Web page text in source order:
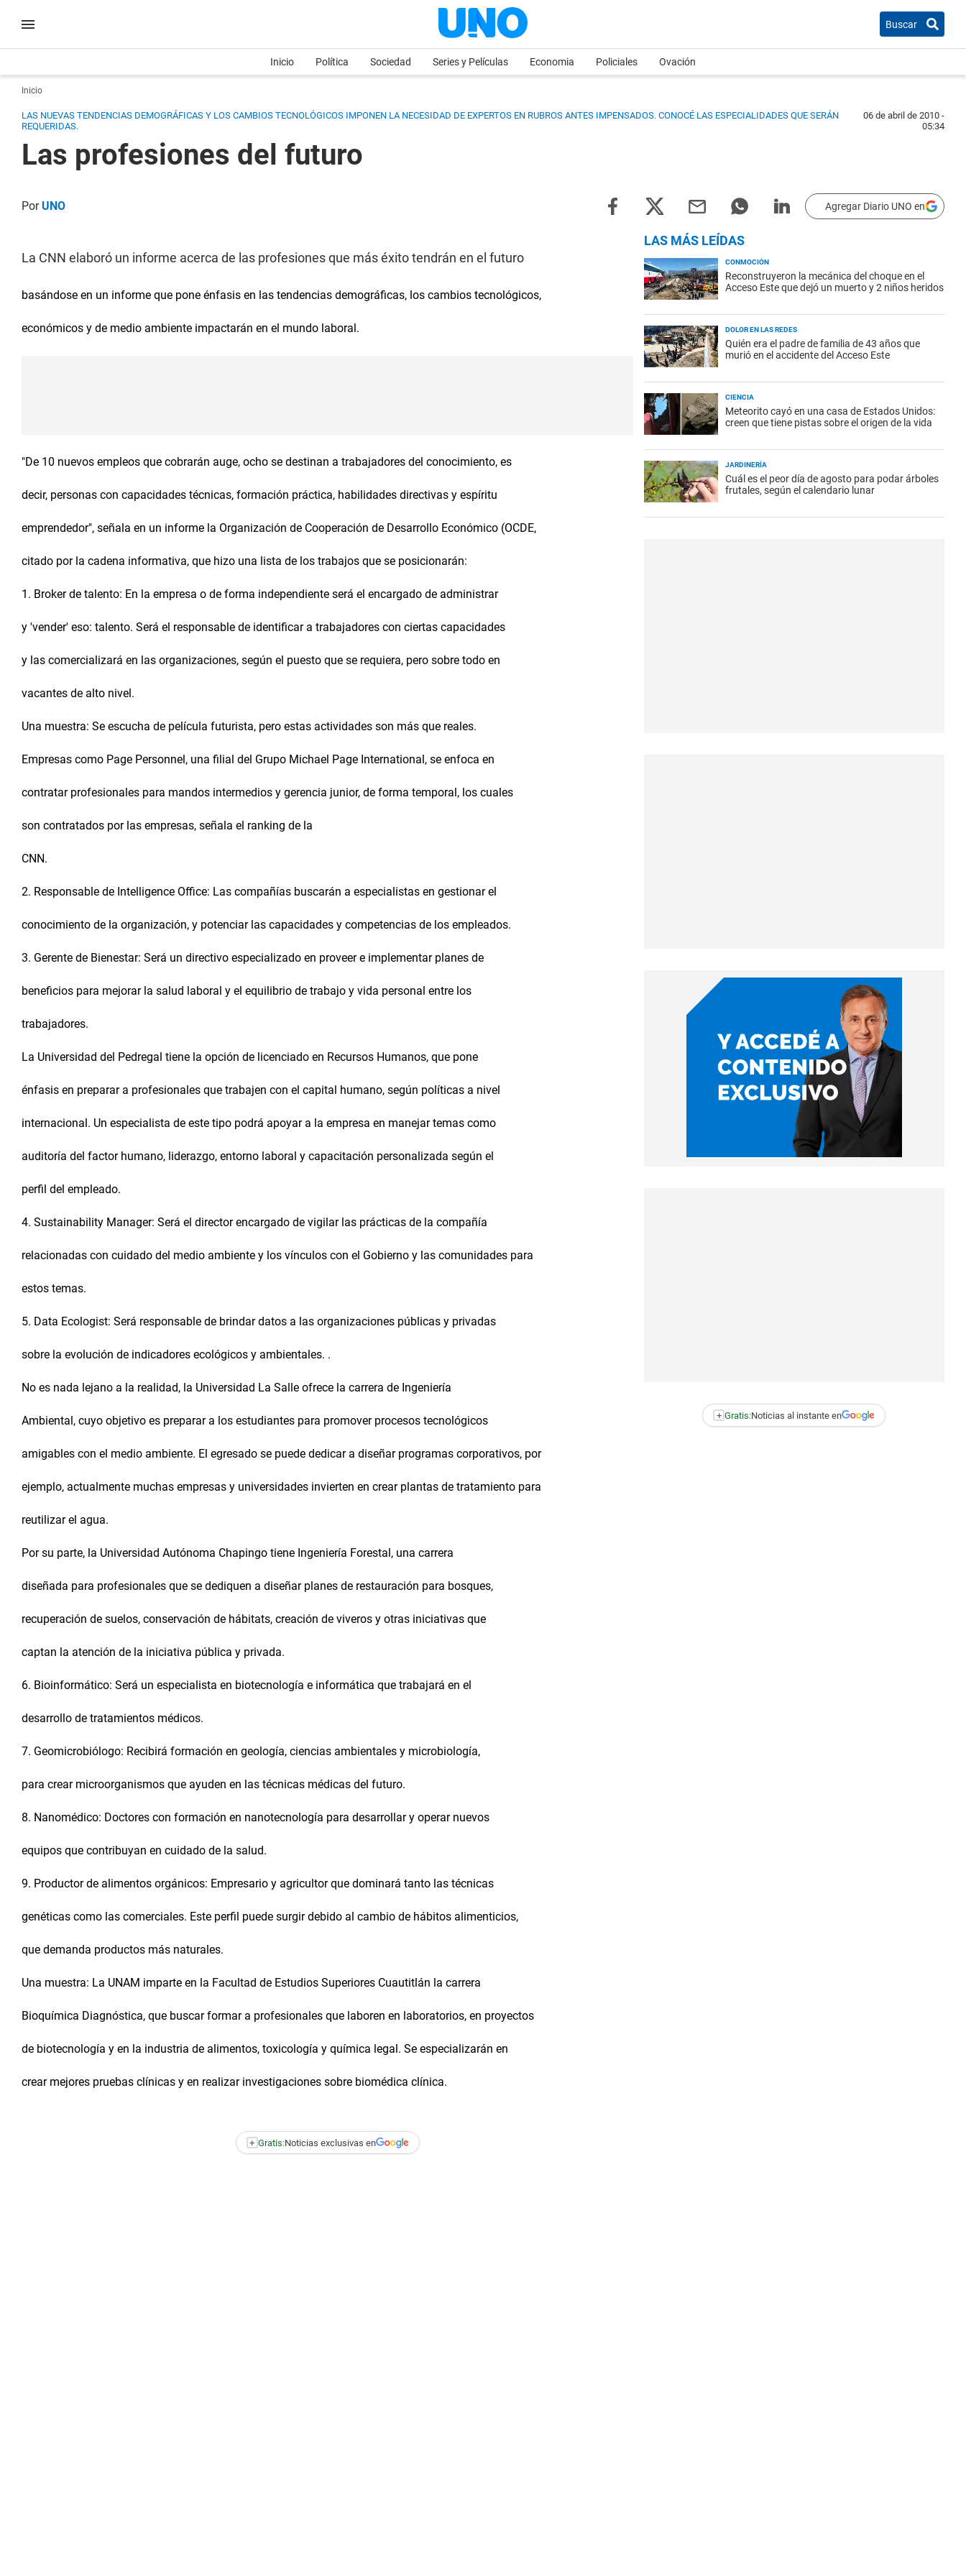
Buscar
Inicio Política Sociedad Series y Películas Economia Policiales Ovación
Inicio
LAS NUEVAS TENDENCIAS DEMOGRÁFICAS Y LOS CAMBIOS TECNOLÓGICOS IMPONEN LA NECESIDAD DE EXPERTOS EN RUBROS ANTES IMPENSADOS. CONOCÉ LAS ESPECIALIDADES QUE SERÁN
REQUERIDAS.
06 de abril de 2010 -
05:34
Las profesiones del futuro
PorUNO Agregar Diario UNO en
La CNN elaboró un informe acerca de las profesiones que más éxito tendrán en el futuro
basándose en un informe que pone énfasis en las tendencias demográficas, los cambios tecnológicos,
económicos y de medio ambiente impactarán en el mundo laboral.
"De 10 nuevos empleos que cobrarán auge, ocho se destinan a trabajadores del conocimiento, es
decir, personas con capacidades técnicas, formación práctica, habilidades directivas y espíritu
emprendedor", señala en un informe la Organización de Cooperación de Desarrollo Económico (OCDE,
citado por la cadena informativa, que hizo una lista de los trabajos que se posicionarán:
1. Broker de talento: En la empresa o de forma independiente será el encargado de administrar
y 'vender' eso: talento. Será el responsable de identificar a trabajadores con ciertas capacidades
y las comercializará en las organizaciones, según el puesto que se requiera, pero sobre todo en
vacantes de alto nivel.
Una muestra: Se escucha de película futurista, pero estas actividades son más que reales.
Empresas como Page Personnel, una filial del Grupo Michael Page International, se enfoca en
contratar profesionales para mandos intermedios y gerencia junior, de forma temporal, los cuales
son contratados por las empresas, señala el ranking de la
CNN.
2. Responsable de Intelligence Office: Las compañías buscarán a especialistas en gestionar el
conocimiento de la organización, y potenciar las capacidades y competencias de los empleados.
3. Gerente de Bienestar: Será un directivo especializado en proveer e implementar planes de
beneficios para mejorar la salud laboral y el equilibrio de trabajo y vida personal entre los
trabajadores.
La Universidad del Pedregal tiene la opción de licenciado en Recursos Humanos, que pone
énfasis en preparar a profesionales que trabajen con el capital humano, según políticas a nivel
internacional. Un especialista de este tipo podrá apoyar a la empresa en manejar temas como
auditoría del factor humano, liderazgo, entorno laboral y capacitación personalizada según el
perfil del empleado.
4. Sustainability Manager: Será el director encargado de vigilar las prácticas de la compañía
relacionadas con cuidado del medio ambiente y los vínculos con el Gobierno y las comunidades para
estos temas.
5. Data Ecologist: Será responsable de brindar datos a las organizaciones públicas y privadas
sobre la evolución de indicadores ecológicos y ambientales. .
No es nada lejano a la realidad, la Universidad La Salle ofrece la carrera de Ingeniería
Ambiental, cuyo objetivo es preparar a los estudiantes para promover procesos tecnológicos
amigables con el medio ambiente. El egresado se puede dedicar a diseñar programas corporativos, por
ejemplo, actualmente muchas empresas y universidades invierten en crear plantas de tratamiento para
reutilizar el agua.
Por su parte, la Universidad Autónoma Chapingo tiene Ingeniería Forestal, una carrera
diseñada para profesionales que se dediquen a diseñar planes de restauración para bosques,
recuperación de suelos, conservación de hábitats, creación de viveros y otras iniciativas que
captan la atención de la iniciativa pública y privada.
6. Bioinformático: Será un especialista en biotecnología e informática que trabajará en el
desarrollo de tratamientos médicos.
7. Geomicrobiólogo: Recibirá formación en geología, ciencias ambientales y microbiología,
para crear microorganismos que ayuden en las técnicas médicas del futuro.
8. Nanomédico: Doctores con formación en nanotecnología para desarrollar y operar nuevos
equipos que contribuyan en cuidado de la salud.
9. Productor de alimentos orgánicos: Empresario y agricultor que dominará tanto las técnicas
genéticas como las comerciales. Este perfil puede surgir debido al cambio de hábitos alimenticios,
que demanda productos más naturales.
Una muestra: La UNAM imparte en la Facultad de Estudios Superiores Cuautitlán la carrera
Bioquímica Diagnóstica, que buscar formar a profesionales que laboren en laboratorios, en proyectos
de biotecnología y en la industria de alimentos, toxicología y química legal. Se especializarán en
crear mejores pruebas clínicas y en realizar investigaciones sobre biomédica clínica.
+ Gratis:Noticias exclusivas en
LAS MÁS LEÍDAS
CONMOCIÓN
Reconstruyeron la mecánica del choque en el
Acceso Este que dejó un muerto y 2 niños heridos
DOLOR EN LAS REDES
Quién era el padre de familia de 43 años que
murió en el accidente del Acceso Este
CIENCIA
Meteorito cayó en una casa de Estados Unidos:
creen que tiene pistas sobre el origen de la vida
JARDINERÍA
Cuál es el peor día de agosto para podar árboles
frutales, según el calendario lunar
+ Gratis:Noticias al instante en